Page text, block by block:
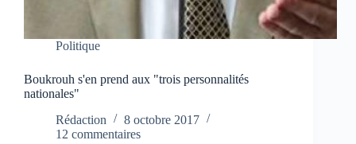
Politique
Boukrouh s'en prend aux "trois personnalités
nationales"
Rédaction
8 octobre 2017
12 commentaires